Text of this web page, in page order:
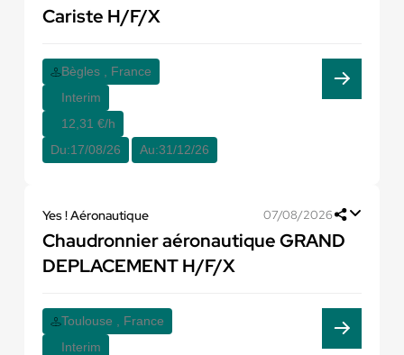
Cariste H/F/X
Bègles , France
Interim
12,31 €/h
Du:17/08/26 Au:31/12/26
Yes ! Aéronautique 07/08/2026
Chaudronnier aéronautique GRAND
DEPLACEMENT H/F/X
Toulouse , France
Interim